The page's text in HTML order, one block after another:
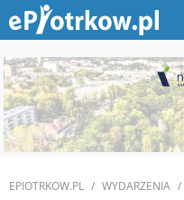
EPIOTRKOW.PL WYDARZENIA